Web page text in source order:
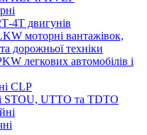
4Т двигунів
моторні вантажівок,
дорожньої техніки
легкових автомобілів і
CLP
STOU, UTTO та TDTO